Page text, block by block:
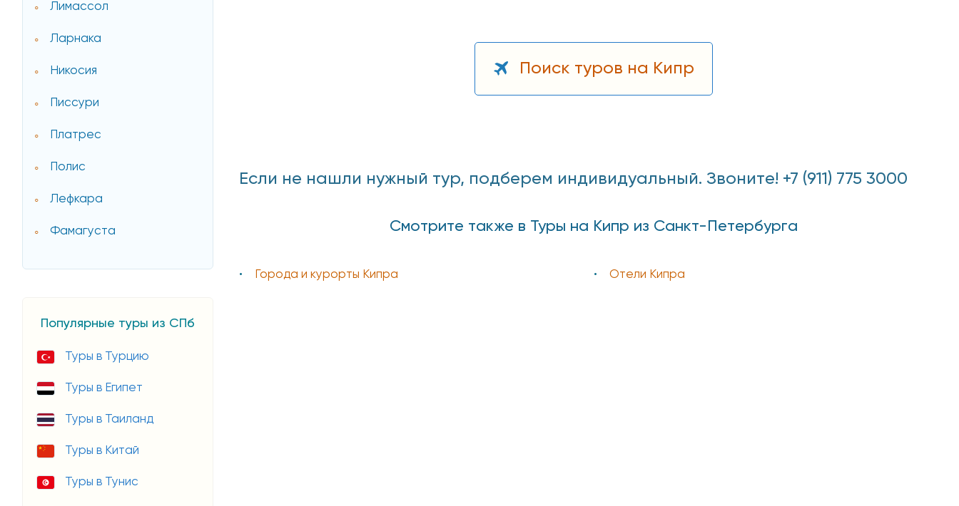
Лимассол
Ларнака
Никосия
Писсури
Платрес
Полис
Лефкара
Фамагуста
Популярные туры из СПб
Туры в Турцию
Туры в Египет
Туры в Таиланд
Туры в Китай
Туры в Тунис
Поиск туров на Кипр
Если не нашли нужный тур, подберем индивидуальный. Звоните! +7 (911) 775 3000
Смотрите также в Туры на Кипр из Санкт-Петербурга
Города и курорты Кипра Отели Кипра